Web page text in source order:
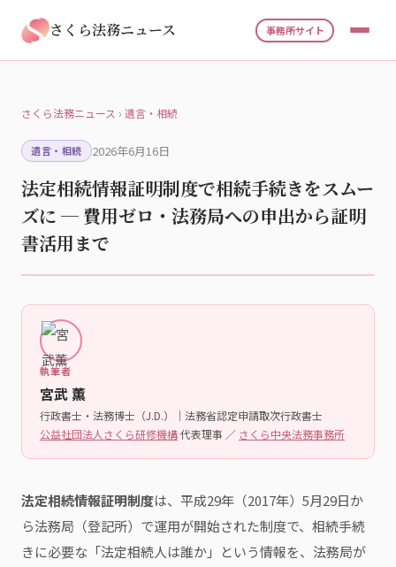
さくら法務ニュース 事務所サイト
さくら法務ニュース › 遺言・相続
遺言・相続 2026年6月16日
法定相続情報証明制度で相続手続きをスムー
ズに ─ 費用ゼロ・法務局への申出から証明
書活用まで
執筆者
宮武 薫
行政書士・法務博士（J.D.）｜法務省認定申請取次行政書士
公益社団法人さくら研修機構代表理事 ／ さくら中央法務事務所
法定相続情報証明制度は、平成29年（2017年）5月29日か
ら法務局（登記所）で運用が開始された制度で、相続手続
きに必要な「法定相続人は誰か」という情報を、法務局が